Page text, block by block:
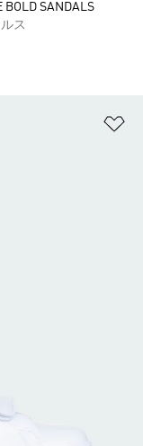
BOLD SANDALS
ス